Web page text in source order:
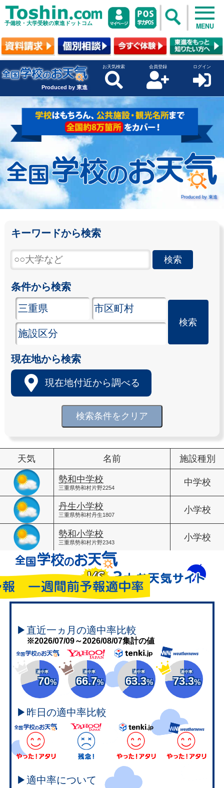
予備校・大学受験の東進ドットコム MENU
Produced by 東進
お天気検索 会員登録 ログイン
Produced by 東進
キーワードから検索
条件から検索
現在地から検索
現在地付近から調べる
検索条件をクリア
天気 名前 施設種別
勢和中学校
三重県勢和村片野2254
中学校
丹生小学校
三重県勢和村丹生1807
小学校
勢和小学校
三重県勢和村片野2343
小学校
▶直近一ヵ月の適中率比較
※2026/07/09～2026/08/07集計の値
適中率
70%
適中率
66.7%
適中率
63.3%
適中率
73.3%
▶昨日の適中率比較
▶適中率について